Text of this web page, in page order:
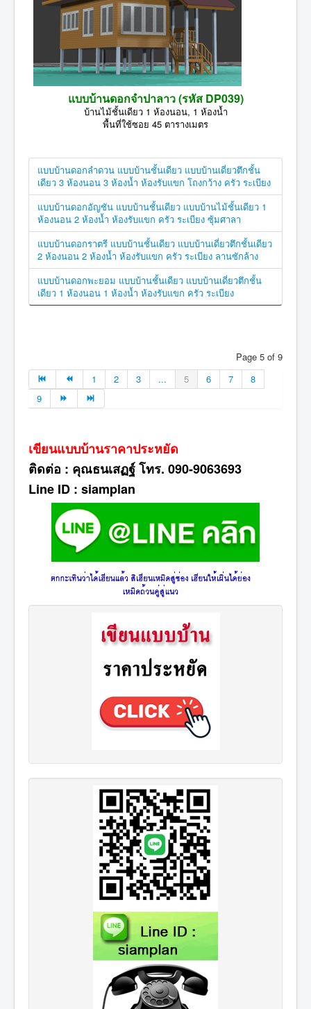
แบบบ้านดอกจำปาลาว (รหัส DP039)
บ้านไม้ชั้นเดียว 1 ห้องนอน, 1 ห้องน้ำ
พื้นที่ใช้ซอย 45 ตารางเมตร
แบบบ้านดอกลำดวน แบบบ้านชั้นเดียว แบบบ้านเดี่ยวตึกชั้น
เดียว 3 ห้องนอน 3 ห้องน้ำ ห้องรับแขก โถงกว้าง ครัว ระเบียง
แบบบ้านดอกอัญชัน แบบบ้านชั้นเดียว แบบบ้านไม้ชั้นเดียว 1
ห้องนอน 2 ห้องน้ำ ห้องรับแขก ครัว ระเบียง ซุ้มศาลา
แบบบ้านดอกราตรี แบบบ้านชั้นเดียว แบบบ้านเดี่ยวตึกชั้นเดียว
2 ห้องนอน 2 ห้องน้ำ ห้องรับแขก ครัว ระเบียง ลานซักล้าง
แบบบ้านดอกพะยอม แบบบ้านชั้นเดียว แบบบ้านเดี่ยวตึกชั้น
เดียว 1 ห้องนอน 1 ห้องน้ำ ห้องรับแขก ครัว ระเบียง
Page 5 of 9
1
2 3 ... 5 6 7
8
9
เขียนแบบบ้านราคาประหยัด
ติดต่อ : คุณธนเสฏฐ์ โทร. 090-9063693
Line ID : siamplan